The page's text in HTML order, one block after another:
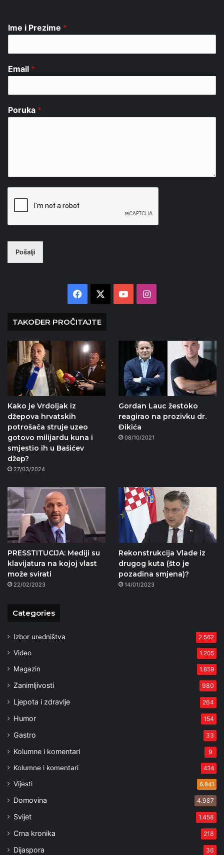
Ime i Prezime *
Email *
Poruka *
Pošalji
Facebook YouTubeInstagram
TAKOĐER PROČITAJTE
Kako je Vrdoljak iz
džepova hrvatskih
potrošača struje uzeo
gotovo milijardu kuna i
smjestio ih u Bašićev
džep?
27/03/2024
Gordan Lauc žestoko
reagirao na prozivku dr.
Đikića
08/10/2021
PRESSTITUCIJA: Mediji su
klavijatura na kojoj vlast
može svirati
22/02/2023
Rekonstrukcija Vlade iz
drugog kuta (što je
pozadina smjena)?
14/01/2023
Categories
Izbor uredništva 2.562
Video 1.205
Magazin 1.859
Zanimljivosti 980
Ljepota i zdravlje 264
Humor 154
Gastro 33
Kolumne i komentari 9
Kolumne i komentari 434
Vijesti 6.841
Domovina 4.987
Svijet 1.458
Crna kronika 218
Dijaspora 36